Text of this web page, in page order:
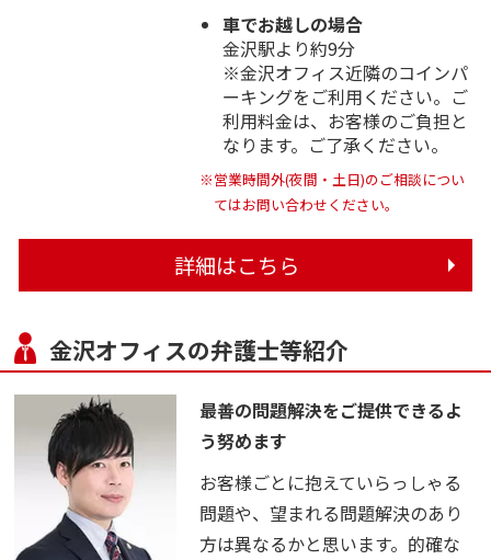
車でお越しの場合
金沢駅より約9分
※金沢オフィス近隣のコインパ
ーキングをご利用ください。ご
利用料金は、お客様のご負担と
なります。ご了承ください。
※営業時間外(夜間・土日)のご相談につい
てはお問い合わせください。
詳細はこちら
金沢オフィスの弁護士等紹介
最善の問題解決をご提供できるよ
う努めます
お客様ごとに抱えていらっしゃる
問題や、望まれる問題解決のあり
方は異なるかと思います。的確な